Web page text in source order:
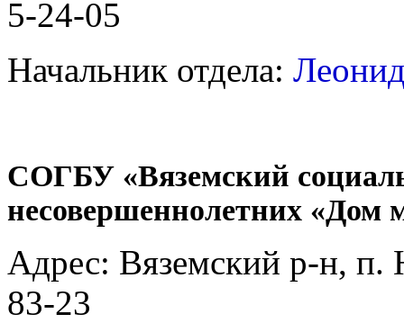
5-24-05
Начальник отдела:
СОГБУ «Вяземский
несовершеннолетних «Дом
Адрес: Вяземский р-н, п.
83-23